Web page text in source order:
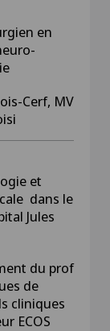
en
Cerf, MV
et
dans le
Jules
du prof
de
cliniques
ECOS